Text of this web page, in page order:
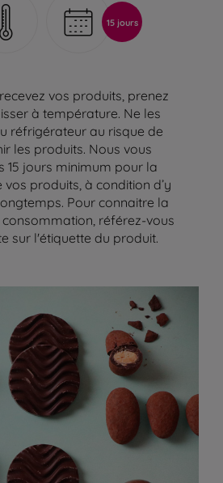
15 jours
vos produits, prenez
à température. Ne les
réfrigérateur au risque de
les produits. Nous vous
15 jours minimum pour la
produits, à condition d’y
Pour connaitre la
référez-vous
sur l'étiquette du produit.